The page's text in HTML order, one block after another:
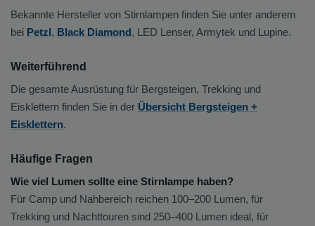
Bekannte Hersteller von Stirnlampen finden Sie unter anderem
bei Petzl, Black Diamond, LED Lenser, Armytek und Lupine.
Weiterführend
Die gesamte Ausrüstung für Bergsteigen, Trekking und
Eisklettern finden Sie in der Übersicht Bergsteigen +
Eisklettern.
Häufige Fragen
Wie viel Lumen sollte eine Stirnlampe haben?
Für Camp und Nahbereich reichen 100–200 Lumen, für
Trekking und Nachttouren sind 250–400 Lumen ideal, für